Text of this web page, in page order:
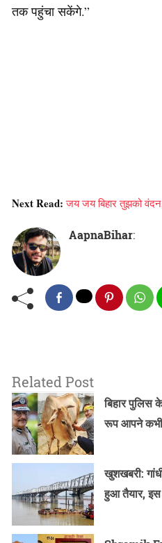
तक पहुंचा सकेंगे.”
Next Read:जय जय बिहार तुझको
AapnaBihar:
Related Post
बिहार पुलिस
रूप आपने कभी
खुशखबरी:
हुआ तैयार, इस